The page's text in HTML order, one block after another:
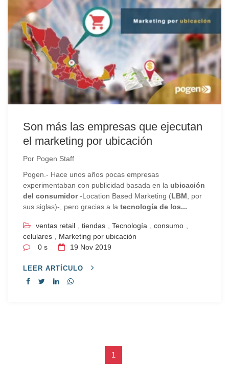
Son más las empresas que ejecutan
el marketing por ubicación
Por Pogen Staff
Pogen.- Hace unos años pocas empresas
experimentaban con publicidad basada en la ubicación
del consumidor-Location Based Marketing (LBM , por
sus siglas)-, pero gracias a la tecnología de los...
ventas retail tiendas Tecnología consumo
celulares
Marketing por ubicación
0 s
19 Nov 2019
LEER ARTÍCULO
1